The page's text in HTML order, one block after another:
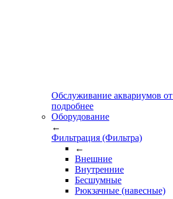
Обслуживание аквариумов от
подробнее
Оборудование
←
Фильтрация (Фильтра)
←
Внешние
Внутренние
Бесшумные
Рюкзачные (навесные)